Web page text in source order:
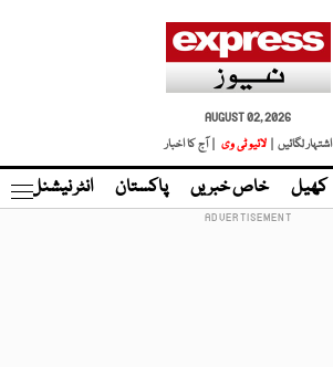
AUGUST 02, 2026
اشتہار لگائیں |
لائیو ٹی وی | آج کا اخبار
کھیل خاص خبریں پاکستان انٹر نیشنل